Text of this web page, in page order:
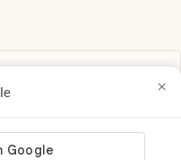
×
los herederos no
en Noruega: “El